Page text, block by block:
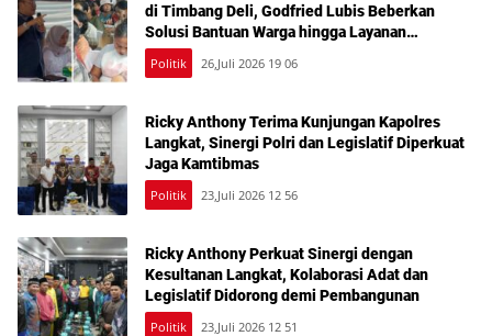
di Timbang Deli, Godfried Lubis Beberkan
Solusi Bantuan Warga hingga Layanan
Kesehatan Gratis
Politik 26,Juli 2026 19 06
Ricky Anthony Terima Kunjungan Kapolres
Langkat, Sinergi Polri dan Legislatif Diperkuat
Jaga Kamtibmas
Politik 23,Juli 2026 12 56
Ricky Anthony Perkuat Sinergi dengan
Kesultanan Langkat, Kolaborasi Adat dan
Legislatif Didorong demi Pembangunan
Politik 23,Juli 2026 12 51